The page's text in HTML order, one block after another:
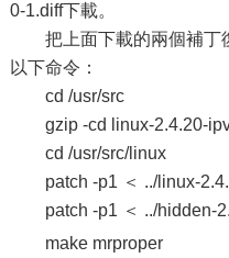
0-1.diff下載。
把上面下載的兩個補丁
以下命令：
cd /usr/src
gzip -cd linux-2.4.20-
cd /usr/src/linux
patch -p1 ＜ ../linux-
patch -p1 ＜ ../hidden-
make mrproper